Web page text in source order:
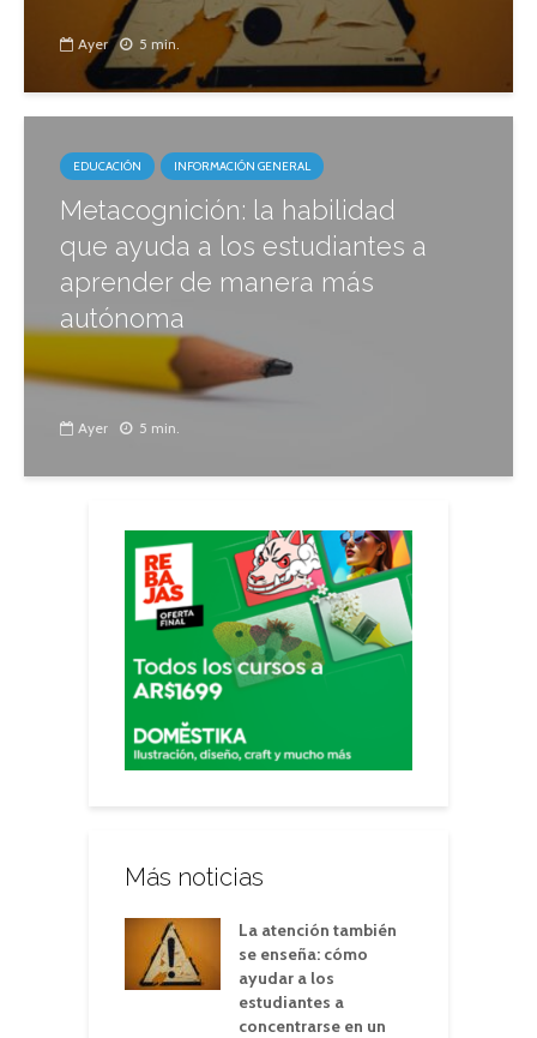
Ayer 5 min.
EDUCACIÓN INFORMACIÓN GENERAL
Metacognición: la habilidad
que ayuda a los estudiantes a
aprender de manera más
autónoma
Ayer 5 min.
Más noticias
La atención también
se enseña: cómo
ayudar a los
estudiantes a
concentrarse en un